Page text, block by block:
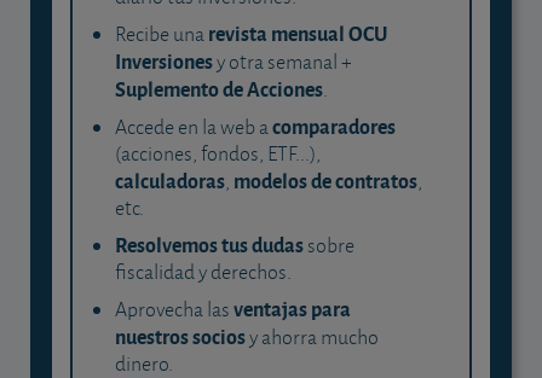
Recibe unarevista mensual OCU
Inversionesy otra semanal +
Suplemento de Acciones.
Accede en la web acomparadores
(acciones, fondos, ETF...),
calculadoras, modelos de contratos,
etc.
Resolvemos tus dudassobre
fiscalidad y derechos.
Aprovecha lasventajas para
nuestros sociosy ahorra mucho
dinero.